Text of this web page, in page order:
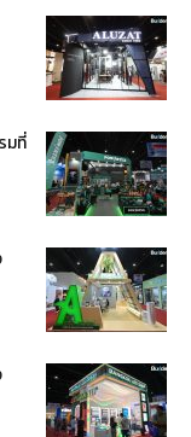
มที่